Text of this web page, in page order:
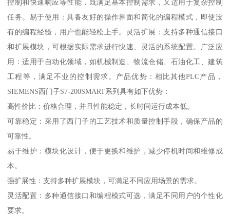
控制和快速响应等性能，既满足基本控制需求，又适用于复杂控制
任务。易于使用：具备友好的操作界面和简化的编程模式，即使没
有的编程经验，用户也能轻松上手。灵活扩展：支持多种通信接口
和扩展模块，可根据实际需求进行快速、灵活的系统配置。广泛应
用：适用于自动化领域，如机械制造、物流仓储、石油化工、建筑
工程等，满足不业的控制需求。产品优势：相比其他PLC产品，
SIEMENS西门子S7-200SMART系列具有如下优势：
高性价比：价格合理，并且性能稳定，长时间运行成本低。
可靠稳定：采用了西门子的工艺技术和质量控制手段，确保产品的
可靠性。
易于维护：模块化设计，便于更换和维护，减少停机时间和维修成
本。
强扩展性：支持多种扩展模块，可满足不同应用场景的需求。
灵活配置：多种通信接口和编程模式可选，满足不同用户的个性化
要求。